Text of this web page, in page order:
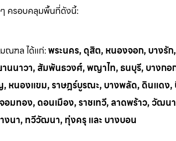
ๆ ครอบคลุมพื้นที่ดังนี้:
มณฑล ได้แก่:พระนคร, ดุสิต, หนองจอก, บางรัก
นนาวา, สัมพันธวงศ์, พญาไท, ธนบุรี, บางก
หนองแขม, ราษฎร์บูรณะ, บางพลัด, ดินแดง,
มทอง, ดอนเมือง, ราชเทวี, ลาดพร้าว, วัฒน
งนา, ทวีวัฒนา, ทุ่งครุ และ บางบอน